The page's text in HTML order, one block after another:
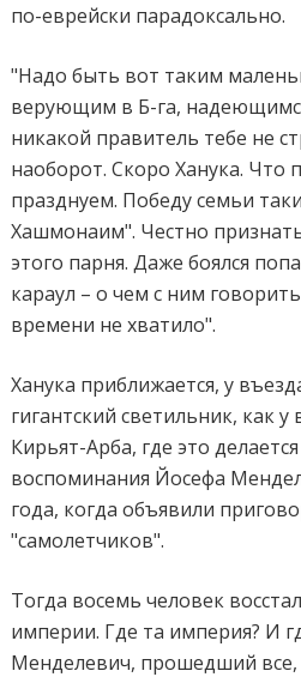
по-еврейски парадоксально.
"Надо быть вот таким
верующим в Б-га,
никакой правитель тебе не
наоборот. Скоро Ханука. Что
празднуем. Победу семьи
Хашмонаим". Честно
этого парня. Даже боялся
караул – о чем с ним
времени не хватило".
Ханука приближается, у
гигантский светильник, как
Кирьят-Арба, где это
воспоминания Йосефа
года, когда объявили
"самолетчиков".
Тогда восемь человек
империи. Где та империя? И
Менделевич, прошедший все,